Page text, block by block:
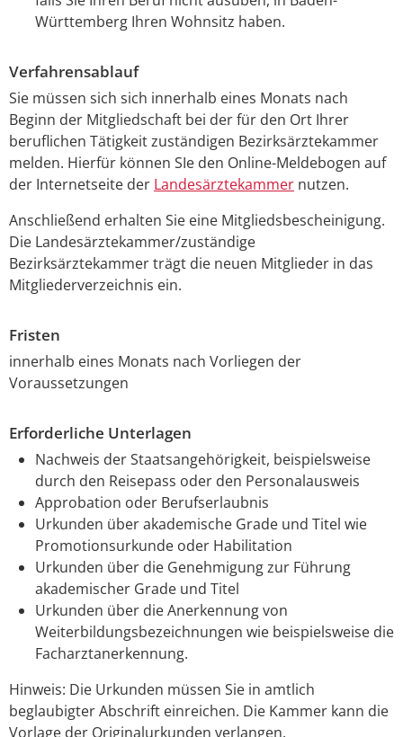
Württemberg Ihren Wohnsitz haben.
Verfahrensablauf
Sie müssen sich sich innerhalb eines Monats nach
Beginn der Mitgliedschaft bei der für den Ort Ihrer
beruflichen Tätigkeit zuständigen Bezirksärztekammer
melden. Hierfür können SIe den Online-Meldebogen auf
der Internetseite der Landesärztekammer nutzen.
Anschließend erhalten Sie eine Mitgliedsbescheinigung.
Die Landesärztekammer/zuständige
Bezirksärztekammer trägt die neuen Mitglieder in das
Mitgliederverzeichnis ein.
Fristen
innerhalb eines Monats nach Vorliegen der
Voraussetzungen
Erforderliche Unterlagen
Nachweis der Staatsangehörigkeit, beispielsweise
durch den Reisepass oder den Personalausweis
Approbation oder Berufserlaubnis
Urkunden über akademische Grade und Titel wie
Promotionsurkunde oder Habilitation
Urkunden über die Genehmigung zur Führung
akademischer Grade und Titel
Urkunden über die Anerkennung von
Weiterbildungsbezeichnungen wie beispielsweise die
Facharztanerkennung.
Hinweis: Die Urkunden müssen Sie in amtlich
beglaubigter Abschrift einreichen. Die Kammer kann die
Vorlage der Originalurkunden verlangen.